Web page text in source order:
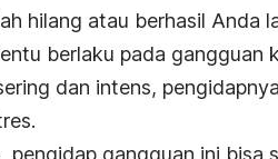
hilang atau berhasil Anda
berlaku pada gangguan
dan intens,
pengidap gangguan ini bisa